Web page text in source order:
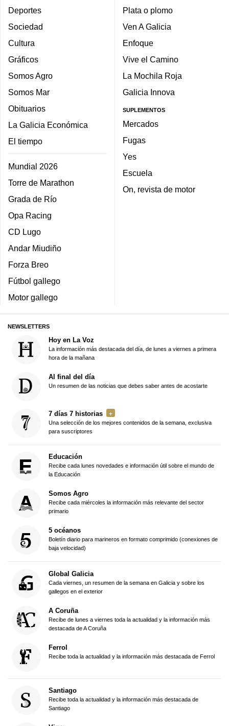
Deportes
Sociedad
Cultura
Gráficos
Somos Agro
Somos Mar
Obituarios
La Galicia Económica
El tiempo
Mundial 2026
Torre de Marathon
Grada de Río
Opa Racing
CD Lugo
Andar Miudiño
Forza Breo
Fútbol gallego
Motor gallego
Plata o plomo
Ven A Galicia
Enfoque
Vive el Camino
La Mochila Roja
Galicia Innova
SUPLEMENTOS
Mercados
Fugas
Yes
Escuela
On, revista de motor
NEWSLETTERS
Hoy en La Voz
La información más destacada del día, de lunes a viernes a primera
hora de la mañana
Al final del día
Un resumen de las noticias que debes saber antes de acostarte
7 días 7 historias
Una selección de los mejores contenidos de la semana, exclusiva
para suscriptores
Educación
Recibe cada lunes novedades e información útil sobre el mundo de
la Educación
Somos Agro
Recibe cada miércoles la información más relevante del sector
primario
5 océanos
Boletín diario para marineros en formato comprimido (conexiones de
baja velocidad)
Global Galicia
Cada viernes, un resumen de la semana en Galicia y sobre los
gallegos en el exterior
A Coruña
Recibe de lunes a viernes toda la actualidad y la información más
destacada de A Coruña
Ferrol
Recibe toda la actualidad y la información más destacada de Ferrol
Santiago
Recibe toda la actualidad y la información más destacada de
Santiago